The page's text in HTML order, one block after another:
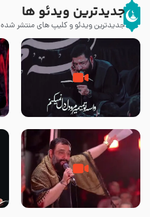
جدیدترین ویدئو ها
جدیدترین ویدئو و کلیپ های منتشر شده
مصداق کربلا – حاج حسین سیب
سرخی
جانا جانا ابی عبدالله – کربلایی جواد
مقدم – شب هشتم محرم 1448 –